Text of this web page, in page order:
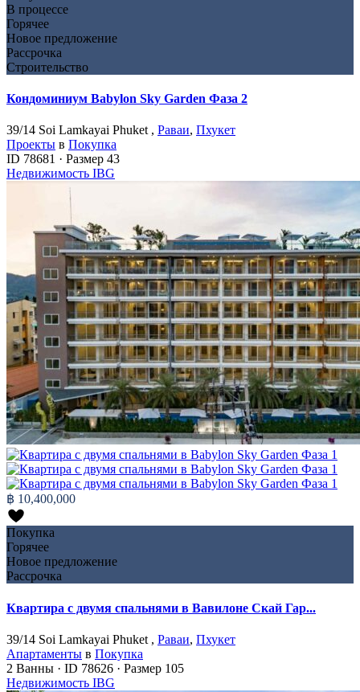
В процессе
Горячее
Новое предложение
Рассрочка
Строительство
Кондоминиум Babylon Sky Garden Фаза 2
39/14 Soi Lamkayai Phuket , Раваи, Пхукет
Проекты в Покупка
ID 78681 · Размер 43
Недвижимость IBG
฿ 10,400,000
Покупка
Горячее
Новое предложение
Рассрочка
Квартира с двумя спальнями в Вавилоне Скай Гар...
39/14 Soi Lamkayai Phuket , Раваи, Пхукет
Апартаменты в Покупка
2 Ванны · ID 78626 · Размер 105
Недвижимость IBG